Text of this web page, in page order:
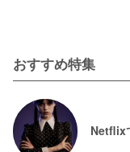
おすすめ特集
Netflix